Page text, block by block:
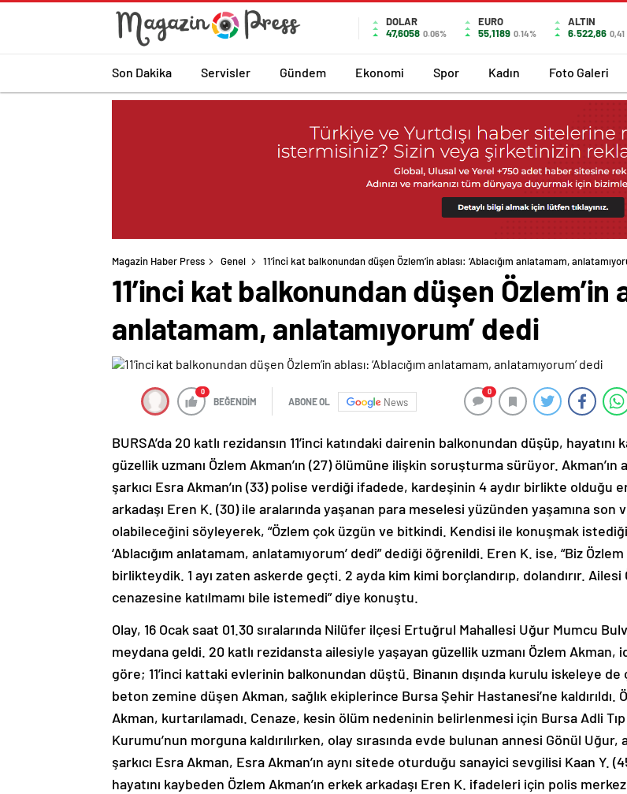
DOLAR
47,6058 0.06%
EURO
55,1189 0.14%
ALTIN
6.522,86 0,41
Son Dakika Servisler Gündem Ekonomi Spor Kadın Foto Galeri
Magazin Haber Press Genel 11’inci kat balkonundan düşen Özlem’in ablası: ‘Ablacığım anlatamam,
11’inci kat balkonundan düşen Özlem’in
anlatamam, anlatamıyorum’ dedi
0
BEĞENDİM ABONE OL News
0
BURSA’da 20 katlı rezidansın 11’inci katındaki dairenin balkonundan düşüp, hayatını
güzellik uzmanı Özlem Akman’ın (27) ölümüne ilişkin soruşturma sürüyor. Akman’ın
şarkıcı Esra Akman’ın (33) polise verdiği ifadede, kardeşinin 4 aydır birlikte olduğu
arkadaşı Eren K. (30) ile aralarında yaşanan para meselesi yüzünden yaşamına son
olabileceğini söyleyerek, “Özlem çok üzgün ve bitkindi. Kendisi ile konuşmak
‘Ablacığım anlatamam, anlatamıyorum’ dedi” dediği öğrenildi. Eren K. ise, “Biz Özlem
birlikteydik. 1 ayı zaten askerde geçti. 2 ayda kim kimi borçlandırıp, dolandırır. Ailesi
cenazesine katılmamı bile istemedi” diye konuştu.
Olay, 16 Ocak saat 01.30 sıralarında Nilüfer ilçesi Ertuğrul Mahallesi Uğur Mumcu
meydana geldi. 20 katlı rezidansta ailesiyle yaşayan güzellik uzmanı Özlem Akman,
göre; 11’inci kattaki evlerinin balkonundan düştü. Binanın dışında kurulu iskeleye de
beton zemine düşen Akman, sağlık ekiplerince Bursa Şehir Hastanesi’ne kaldırıldı.
Akman, kurtarılamadı. Cenaze, kesin ölüm nedeninin belirlenmesi için Bursa Adli Tıp
Kurumu’nun morguna kaldırılırken, olay sırasında evde bulunan annesi Gönül Uğur,
şarkıcı Esra Akman, Esra Akman’ın aynı sitede oturduğu sanayici sevgilisi Kaan Y.
hayatını kaybeden Özlem Akman’ın erkek arkadaşı Eren K. ifadeleri için polis